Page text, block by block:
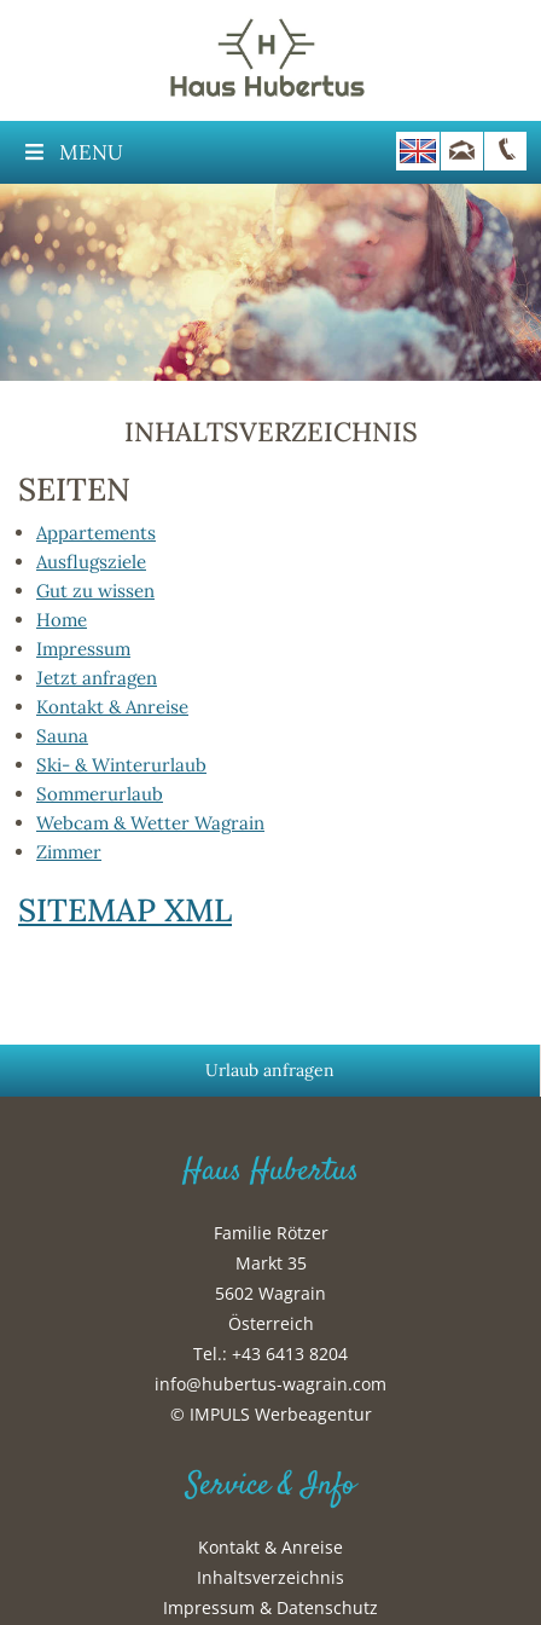
MENU
INHALTSVERZEICHNIS
SEITEN
Appartements
Ausflugsziele
Gut zu wissen
Home
Impressum
Jetzt anfragen
Kontakt & Anreise
Sauna
Ski- & Winterurlaub
Sommerurlaub
Webcam & Wetter Wagrain
Zimmer
SITEMAP XML
Urlaub anfragen
Haus Hubertus
Familie Rötzer
Markt 35
5602 Wagrain
Österreich
Tel.: +43 6413 8204
info@hubertus-wagrain.com
© IMPULS Werbeagentur
Service & Info
Kontakt & Anreise
Inhaltsverzeichnis
Impressum & Datenschutz